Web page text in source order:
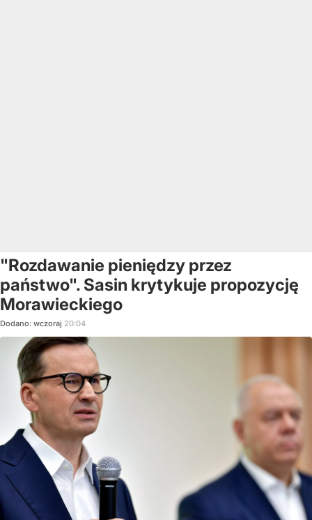
"Rozdawanie pieniędzy przez
państwo". Sasin krytykuje propozycję
Morawieckiego
Dodano: wczoraj 20:04